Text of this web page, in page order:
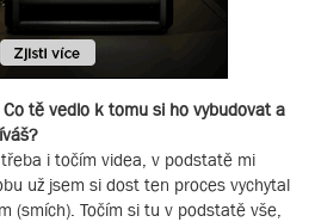
tě vedlo k tomu si ho vybudovat a
i točím videa, v podstatě mi
už jsem si dost ten proces vychytal
(smích). Točím si tu v podstatě vše,